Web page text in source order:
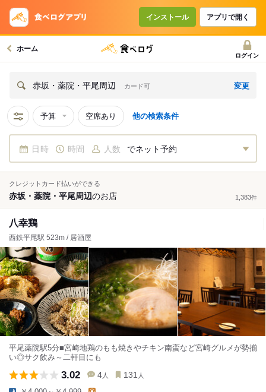
インストール アプリで開く
ホーム
ログイン
赤坂・薬院・平尾周辺 カード可 変更
予算 空席あり 他の検索条件
日時 時間 人数 でネット予約
クレジットカード払いができる
赤坂・薬院・平尾周辺のお店 1,383件
八幸鶏
西鉄平尾駅 523m / 居酒屋
平尾薬院駅5分■宮崎地鶏のもも焼きやチキン南蛮など宮崎グルメが勢揃
い◎サク飲み～二軒目にも
3.02 4 人 131 人